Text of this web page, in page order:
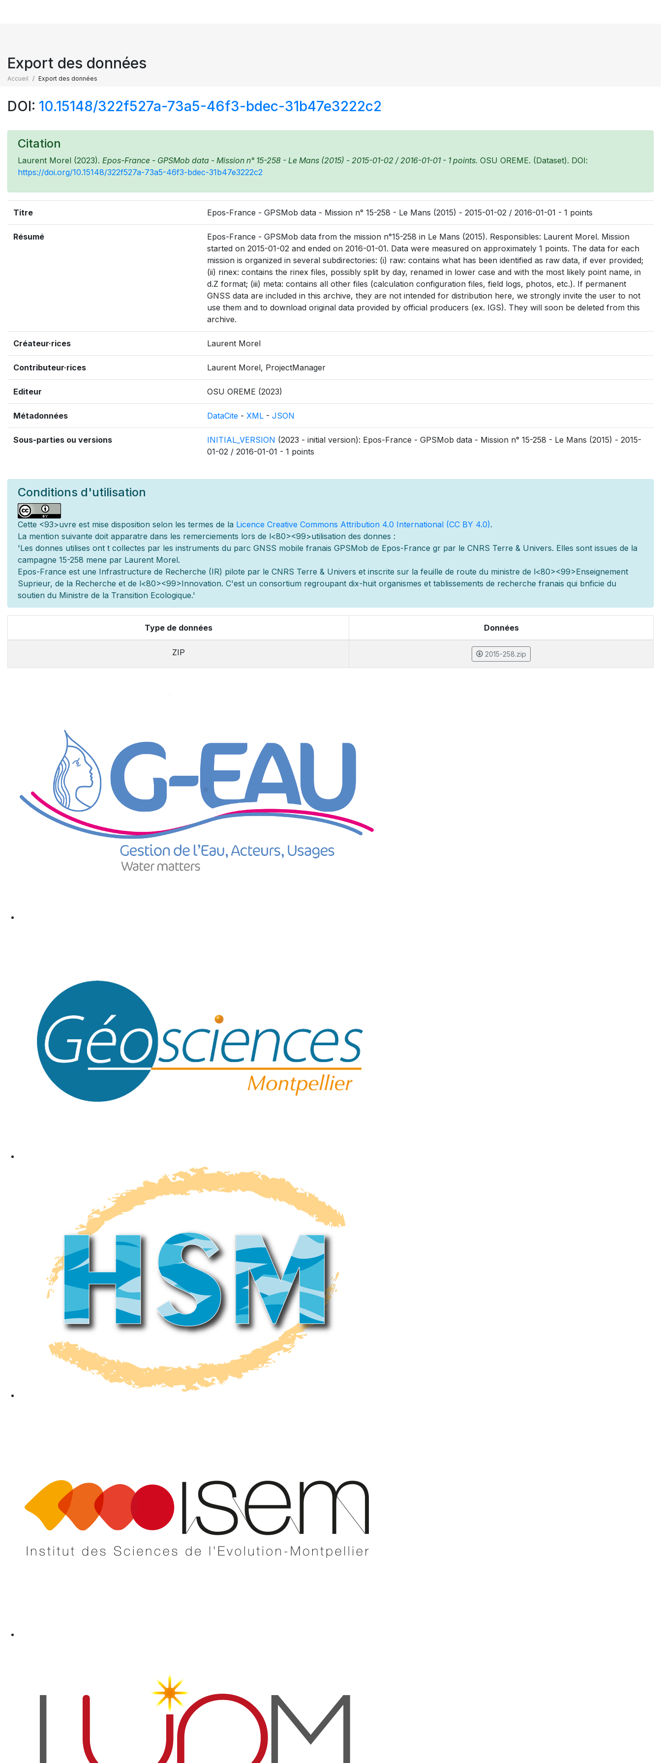
Export des données
Accueil Export des données
DOI: 10.15148/322f527a-73a5-46f3-bdec-31b47e3222c2
Citation
Laurent Morel (2023). Epos-France - GPSMob data - Mission n° 15-258 - Le Mans (2015) - 2015-01-02 / 2016-01-01 - 1 points. OSU OREME. (Dataset). DOI:
https://doi.org/10.15148/322f527a-73a5-46f3-bdec-31b47e3222c2
Titre Epos-France - GPSMob data - Mission n° 15-258 - Le Mans (2015) - 2015-01-02 / 2016-01-01 - 1 points
Résumé
Epos-France - GPSMob data from the mission n°15-258 in Le Mans (2015). Responsibles: Laurent Morel. Mission
started on 2015-01-02 and ended on 2016-01-01. Data were measured on approximately 1 points. The data for each
mission is organized in several subdirectories: (i) raw: contains what has been identified as raw data, if ever provided;
(ii) rinex: contains the rinex files, possibly split by day, renamed in lower case and with the most likely point name, in
d.Z format; (iii) meta: contains all other files (calculation configuration files, field logs, photos, etc.). If permanent
GNSS data are included in this archive, they are not intended for distribution here, we strongly invite the user to not
use them and to download original data provided by official producers (ex. IGS). They will soon be deleted from this
archive.
Créateur·rices Laurent Morel
Contributeur·rices Laurent Morel, ProjectManager
Editeur OSU OREME (2023)
Métadonnées DataCite - XML - JSON
Sous-parties ou versions INITIAL_VERSION (2023 - initial version): Epos-France - GPSMob data - Mission n° 15-258 - Le Mans (2015) - 2015-
01-02 / 2016-01-01 - 1 points
Conditions d'utilisation
Cette <93>uvre est mise disposition selon les termes de la Licence Creative Commons Attribution 4.0 International (CC BY 4.0).
La mention suivante doit apparatre dans les remerciements lors de l<80><99>utilisation des donnes :
'Les donnes utilises ont t collectes par les instruments du parc GNSS mobile franais GPSMob de Epos-France gr par le CNRS Terre & Univers. Elles sont issues de la
campagne 15-258 mene par Laurent Morel.
Epos-France est une Infrastructure de Recherche (IR) pilote par le CNRS Terre & Univers et inscrite sur la feuille de route du ministre de l<80><99>Enseignement
Suprieur, de la Recherche et de l<80><99>Innovation. C'est un consortium regroupant dix-huit organismes et tablissements de recherche franais qui bnficie du
soutien du Ministre de la Transition Ecologique.'
Type de données Données
ZIP 2015-258.zip